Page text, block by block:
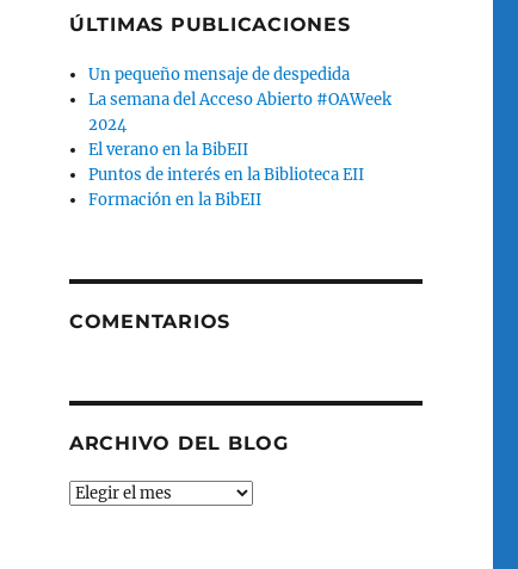
ÚLTIMAS PUBLICACIONES
Un pequeño mensaje de despedida
La semana del Acceso Abierto #OAWeek
2024
El verano en la BibEII
Puntos de interés en la Biblioteca EII
Formación en la BibEII
COMENTARIOS
ARCHIVO DEL BLOG
Archivo